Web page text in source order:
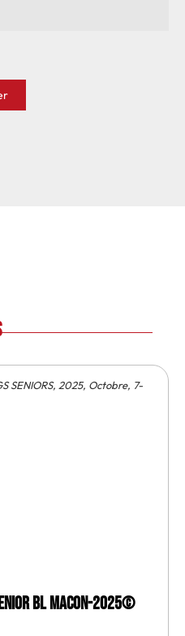
SENIORS, 2025, Octobre, 7-
BL Macon-2025©